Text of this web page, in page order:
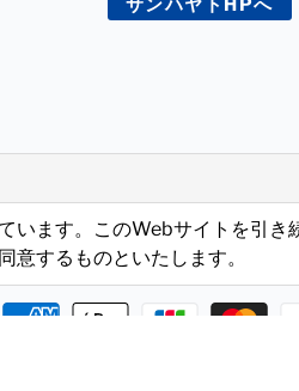
サンハヤトHPへ
います。このWebサイトを引き
意するものといたします。